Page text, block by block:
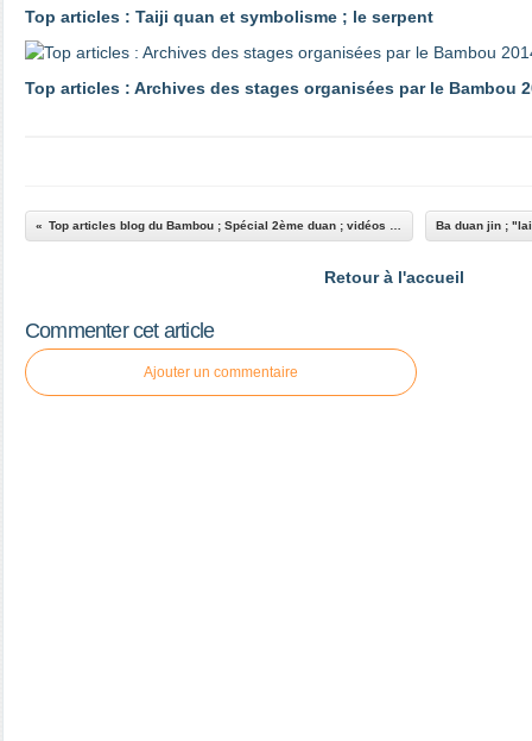
Top articles : Taiji quan et symbolisme ; le serpent
Top articles : Archives des stages organisées par le Bambou
Retour à l'accueil
Commenter cet article
Ajouter un commentaire